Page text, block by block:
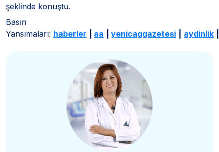
şeklinde konuştu.
Basın
Yansımaları: haberler aa yenicaggazetesi aydinlik